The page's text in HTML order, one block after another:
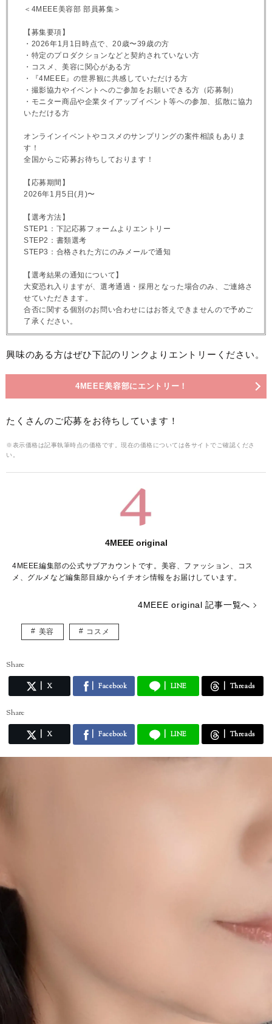
＜4MEEE美容部 部員募集＞
【募集要項】
・2026年1月1日時点で、20歳〜39歳の方
・特定のプロダクションなどと契約されていない方
・コスメ、美容に関心がある方
・『4MEEE』の世界観に共感していただける方
・撮影協力やイベントへのご参加をお願いできる方（応募制）
・モニター商品や企業タイアップイベント等への参加、拡散に協力
いただける方
オンラインイベントやコスメのサンプリングの案件相談もありま
す！
全国からご応募お待ちしております！
【応募期間】
2026年1月5日(月)〜
【選考方法】
STEP1：下記応募フォームよりエントリー
STEP2：書類選考
STEP3：合格された方にのみメールで通知
【選考結果の通知について】
大変恐れ入りますが、選考通過・採用となった場合のみ、ご連絡さ
せていただきます。
合否に関する個別のお問い合わせにはお答えできませんので予めご
了承ください。
興味のある方はぜひ下記のリンクよりエントリーください。
4MEEE美容部にエントリー！
たくさんのご応募をお待ちしています！
※表示価格は記事執筆時点の価格です。現在の価格については各サイトでご確認くださ
い。
4MEEE original
4MEEE編集部の公式サブアカウントです。美容、ファッション、コス
メ、グルメなど編集部目線からイチオシ情報をお届けしています。
4MEEE original 記事一覧へ
美容 コスメ
Share
X Facebook LINE Threads
Share
X Facebook LINE Threads